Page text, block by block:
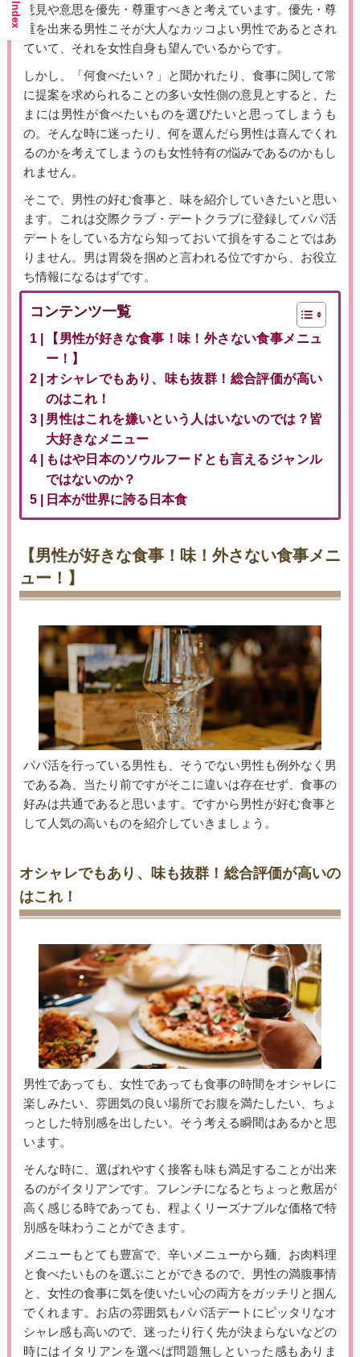
意見や意思を優先・尊重すべきと考えています。優先・尊
重を出来る男性こそが大人なカッコよい男性であるとされ
ていて、それを女性自身も望んでいるからです。
しかし、「何食べたい？」と聞かれたり、食事に関して常
に提案を求められることの多い女性側の意見とすると、た
まには男性が食べたいものを選びたいと思ってしまうも
の。そんな時に迷ったり、何を選んだら男性は喜んでくれ
るのかを考えてしまうのも女性特有の悩みであるのかもし
れません。
そこで、男性の好む食事と、味を紹介していきたいと思い
ます。これは交際クラブ・デートクラブに登録してパパ活
デートをしている方なら知っておいて損をすることではあ
りません。男は胃袋を掴めと言われる位ですから、お役立
ち情報になるはずです。
コンテンツ一覧
【男性が好きな食事！味！外さない食事メニュ
ー！】
オシャレでもあり、味も抜群！総合評価が高い
のはこれ！
男性はこれを嫌いという人はいないのでは？皆
大好きなメニュー
もはや日本のソウルフードとも言えるジャンル
ではないのか？
日本が世界に誇る日本食
【男性が好きな食事！味！外さない食事メニ
ュー！】
パパ活を行っている男性も、そうでない男性も例外なく男
である為、当たり前ですがそこに違いは存在せず、食事の
好みは共通であると思います。ですから男性が好む食事と
して人気の高いものを紹介していきましょう。
オシャレでもあり、味も抜群！総合評価が高いの
はこれ！
男性であっても、女性であっても食事の時間をオシャレに
楽しみたい、雰囲気の良い場所でお腹を満たしたい、ちょ
っとした特別感を出したい。そう考える瞬間はあるかと思
います。
そんな時に、選ばれやすく接客も味も満足することが出来
るのがイタリアンです。フレンチになるとちょっと敷居が
高く感じる時であっても、程よくリーズナブルな価格で特
別感を味わうことができます。
メニューもとても豊富で、辛いメニューから麺、お肉料理
と食べたいものを選ぶことができるので、男性の満腹事情
と、女性の食事に気を使いたい心の両方をガッチリと掴ん
でくれます。お店の雰囲気もパパ活デートにピッタリなオ
シャレ感も高いので、迷ったり行く先が決まらないなどの
時にはイタリアンを選べば問題無しといった感もありま
Index